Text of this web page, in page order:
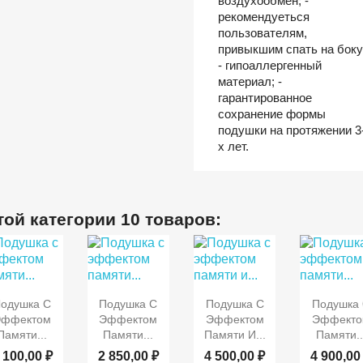
рекомендуеться
пользователям,
привыкшим спать на
- гипоаллергенный
материал; -
гарантированное
сохранение формы
подушки на протяжении
х лет.
категории 10 товаров:
Быстрый
С
100,00 ₽
 Быстрый
просмотр
Подушка С
Эффектом
Памяти...
2 850,00 ₽
 Быстрый
просмотр
Подушка С
Эффектом
Памяти И...
4 500,00 ₽

Подушка
Памяти...
4 900,00